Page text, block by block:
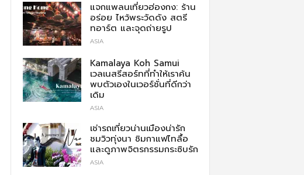
แจกแพลนเที่ยวฮ่องกง: ร้าน
อร่อย ไหว้พระวัดดัง สตรี
ทอาร์ต และจุดถ่ายรูป
ASIA
Kamalaya Koh Samui
เวลเนสรีสอร์ทที่ทำให้เราค้น
พบตัวเองในเวอร์ชั่นที่ดีกว่า
เดิม
ASIA
เช่ารถเที่ยวน่านเมืองน่ารัก
ชมวิวทุ่งนา ชิมกาแฟไทลื้อ
และดูภาพจิตรกรรมกระซิบรัก
ASIA